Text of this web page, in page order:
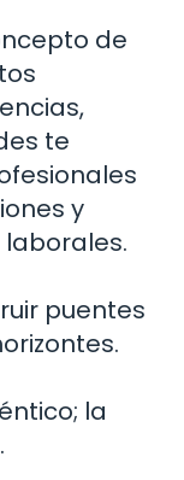
de
te
y
puentes
la